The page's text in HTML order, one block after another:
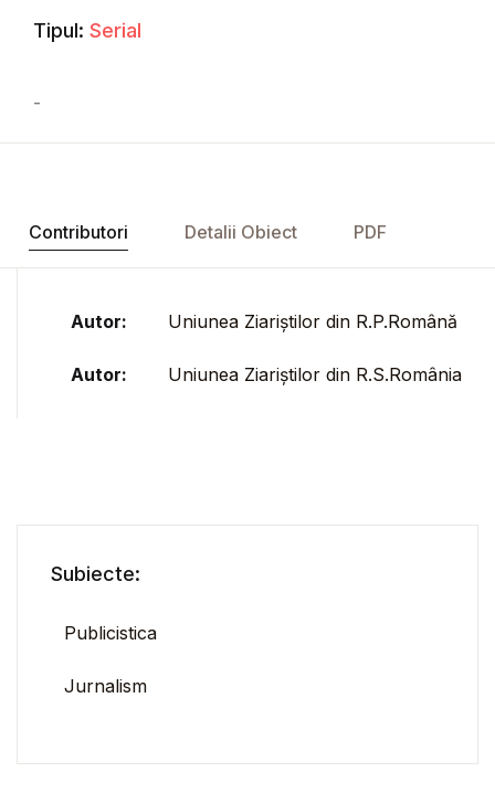
Tipul: Serial
-
Contributori Detalii Obiect PDF
Autor: Uniunea Ziariștilor din R.P.Română
Autor: Uniunea Ziariștilor din R.S.România
Subiecte:
Publicistica
Jurnalism